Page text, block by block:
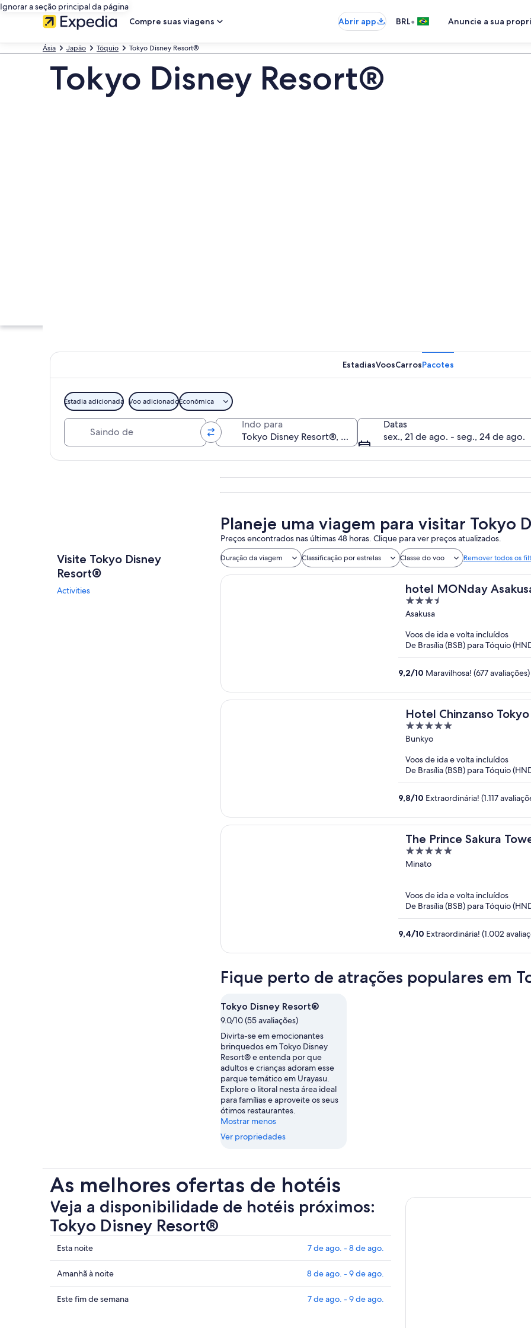
Ignorar a seção principal da página
Compre suas viagens
Abrir app BRL• Anuncie a sua
Ásia Japão Tóquio Tokyo Disney Resort®
Tokyo Disney Resort®
Um castelo colorido com diversas características arquitetônicas fantásticas e uma placa que diz
EstadiasVoosCarrosPacotes
Estadia adicionada Voo adicionadoEconômica
Indo para
Datas
sex., 21 de ago. - seg., 24 de ago.
Visite Tokyo Disney
Resort®
Activities
Planeje uma viagem para visitar Tokyo
Preços encontrados nas últimas 48 horas. Clique para ver preços atualizados.
Duração da viagem Classificação por estrelas Classe do voo Remover todos os
hotel MONday
3.5
out
5
Asakusa
Voos de ida e volta incluídos
De Brasília (BSB) para Tóquio
9,2/10 Maravilhosa! (677 avaliações)
Hotel Chinzanso Tokyo
5
out
5
Bunkyo
Voos de ida e volta incluídos
De Brasília (BSB) para Tóquio
9,8/10 Extraordinária! (1.117
The Prince Sakura
Collection
5
out
Minato
Voos de ida e volta incluídos
De Brasília (BSB) para Tóquio
9,4/10 Extraordinária! (1.002
Fique perto de atrações populares em
Tokyo Disney Resort®
9.0/10 (55 avaliações)
Divirta-se em emocionantes
brinquedos em Tokyo Disney
Resort® e entenda por que
adultos e crianças adoram esse
parque temático em Urayasu.
Explore o litoral nesta área ideal
para famílias e aproveite os seus
ótimos restaurantes.
Mostrar menos
Ver propriedades
As melhores ofertas de hotéis
Veja a disponibilidade de hotéis próximos:
Tokyo Disney Resort®
Mostrar
preços
perto
de
Tokyo
Esta noite 7 de ago. - 8 de ago.
Mostrar
preços
perto
Amanhã à noite 8 de ago. - 9 de ago.
Mostrar
Este fim de semana 7 de ago. - 9 de ago.